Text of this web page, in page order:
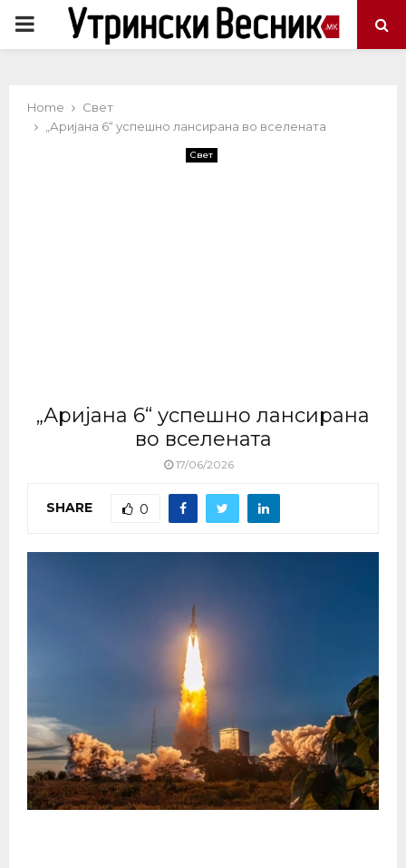
PRIMARY
Home
Свет
„Аријана 6“ успешно лансирана во вселената
Свет
„Аријана 6“ успешно лансирана
во вселената
17/06/2026
SHARE 0